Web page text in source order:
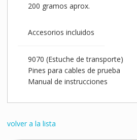
200 gramos aprox.
Accesorios incluidos
9070 (Estuche de transporte)
Pines para cables de prueba
Manual de instrucciones
volver a la lista